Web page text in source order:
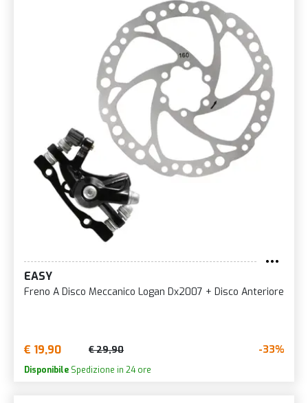
EASY
Freno A Disco Meccanico Logan Dx2007 + Disco Anteriore
€ 19,90 € 29,90 -33%
Disponibile Spedizione in 24 ore